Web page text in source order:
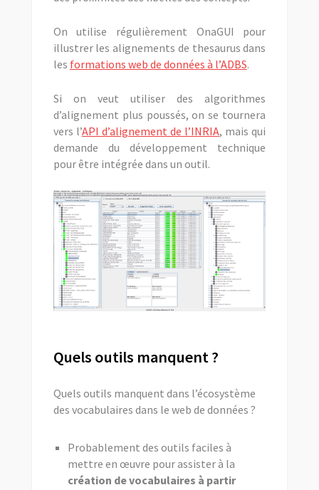
On utilise régulièrement OnaGUI pour
illustrer les alignements de thesaurus dans
les formations web de données à l’ADBS.
Si on veut utiliser des algorithmes
d’alignement plus poussés, on se tournera
vers l’API d’alignement de l’INRIA, mais qui
demande du développement technique
pour être intégrée dans un outil.
Quels outils manquent ?
Quels outils manquent dans l’écosystème
des vocabulaires dans le web de données ?
Probablement des outils faciles à
mettre en œuvre pour assister à la
création de vocabulaires à partir